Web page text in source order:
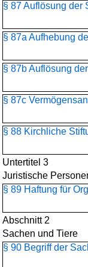
§ 87 Auflösung der
§ 87a Aufhebung
§ 87b Auflösung
§ 87c
§ 88 Kirchliche
Untertitel 3
Juristische
§ 89 Haftung für
Abschnitt 2
Sachen und Tiere
§ 90 Begriff der